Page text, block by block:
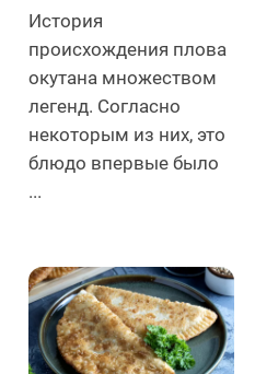
История
происхождения плова
окутана множеством
легенд. Согласно
некоторым из них, это
блюдо впервые было
...